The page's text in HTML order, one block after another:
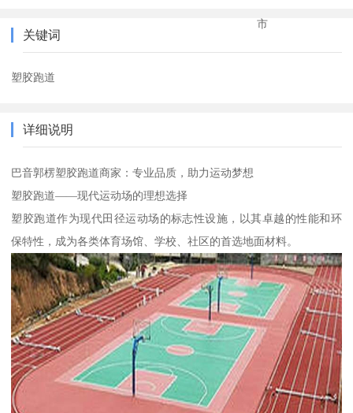
市
关键词
塑胶跑道
详细说明
巴音郭楞塑胶跑道商家：专业品质，助力运动梦想
塑胶跑道——现代运动场的理想选择
塑胶跑道作为现代田径运动场的标志性设施，以其卓越的性能和环
保特性，成为各类体育场馆、学校、社区的首选地面材料。